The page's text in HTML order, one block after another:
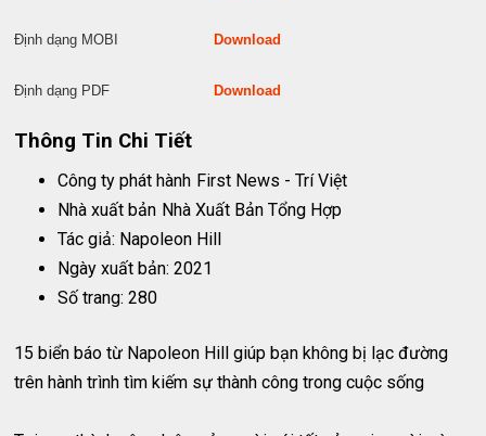
Định dạng MOBI Download
Định dạng PDF Download
Thông Tin Chi Tiết
Công ty phát hành First News - Trí Việt
Nhà xuất bản Nhà Xuất Bản Tổng Hợp
Tác giả: Napoleon Hill
Ngày xuất bản: 2021
Số trang: 280
15 biển báo từ Napoleon Hill giúp bạn không bị lạc đường
trên hành trình tìm kiếm sự thành công trong cuộc sống